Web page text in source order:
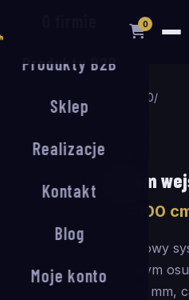
0
Produkty B2B
Sklep
Realizacje
Kontakt
Blog
Moje konto
System wejściowy R-11/30/
SERIA R
System
100
Aluminiowy
rypsowym
Profil 11 mm,